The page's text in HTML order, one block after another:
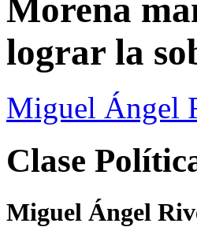
Morena
lograr la
Miguel Ángel
Clase
Miguel Ángel